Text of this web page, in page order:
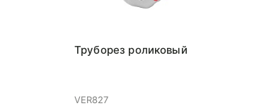
Труборез роликовый
VER827